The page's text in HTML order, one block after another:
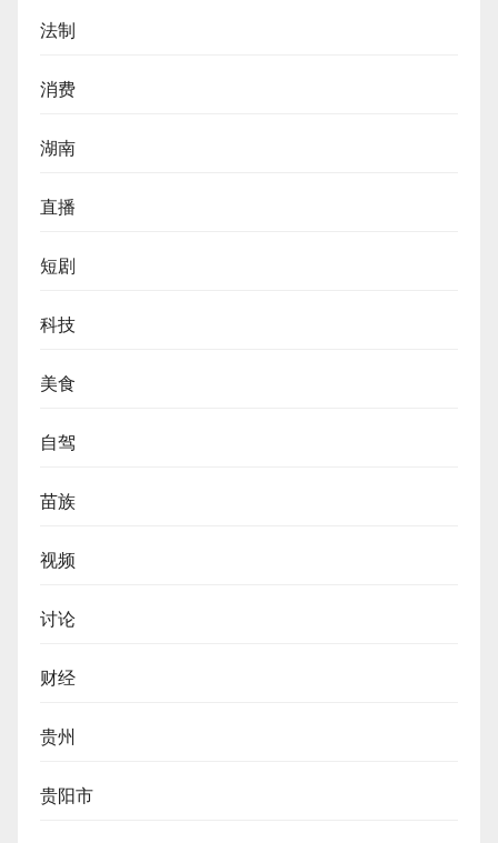
法制
消费
湖南
直播
短剧
科技
美食
自驾
苗族
视频
讨论
财经
贵州
贵阳市